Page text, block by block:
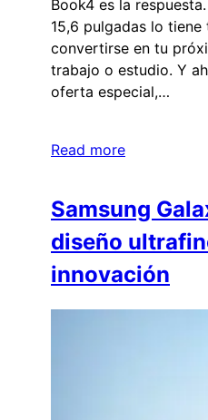
Book4 es la
15,6 pulgadas lo
convertirse en tu
trabajo o estudio. Y
oferta especial,…
Read more
Samsung
diseño
innovación